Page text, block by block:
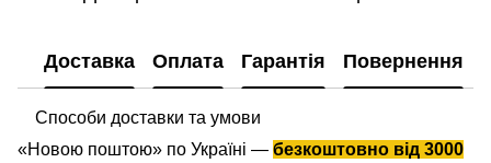
Доставка Оплата Гарантія Повернення
Способи доставки та умови
«Новою поштою» по Україні — безкоштовно від 3000